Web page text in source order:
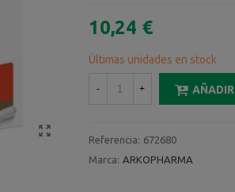
10,24 €
Últimas unidades en stock
- + AÑADIR
Referencia: 672680
Marca: ARKOPHARMA